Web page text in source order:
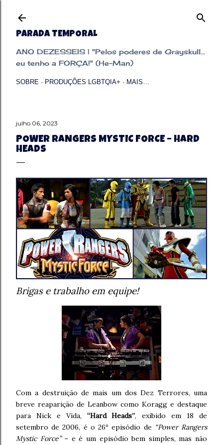
PARADA TEMPORAL
ANO DEZESSEIS | "Pelos poderes de Grayskull...
eu tenho a FORÇA!" (He-Man)
SOBRE PRODUÇÕES LGBTQIA+ MAIS…
julho 06, 2023
POWER RANGERS MYSTIC FORCE – HARD
HEADS
Brigas e trabalho em equipe!
Com a destruição de mais um dos Dez Terrores, uma
breve reaparição de Leanbow como Koragg e destaque
para Nick e Vida, “Hard Heads”, exibido em 18 de
setembro de 2006, é o 26º episódio de “Power Rangers
Mystic Force”– e é um episódio bem simples, mas não